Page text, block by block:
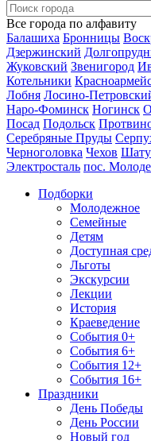
Все города по алфавиту
Балашиха Бронницы
Дзержинский
Жуковский Звенигород
Котельники
Лобня Лосино-
Наро-Фоминск Ногинск
Посад Подольск
Серебряные Пруды
Черноголовка Чехов
Электросталь пос.
Подборки
Молодежное
Семейные
Детям
Доступная
Льготы
Экскурсии
Лекции
История
Краеведение
События 0+
События 6+
События 12+
События 16+
Праздники
День Победы
День России
Новый год